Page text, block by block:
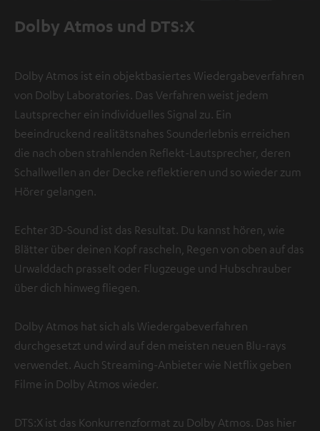
Dolby Atmos und DTS:X
Dolby Atmos ist ein objektbasiertes Wiedergabeverfahren
von Dolby Laboratories. Das Verfahren weist jedem
Lautsprecher ein individuelles Signal zu. Ein
beeindruckend realitätsnahes Sounderlebnis erreichen
die nach oben strahlenden Reflekt-Lautsprecher, deren
Schallwellen an der Decke reflektieren und so wieder zum
Hörer gelangen.
Echter 3D-Sound ist das Resultat. Du kannst hören, wie
Blätter über deinen Kopf rascheln, Regen von oben auf das
Urwalddach prasselt oder Flugzeuge und Hubschrauber
über dich hinweg fliegen.
Dolby Atmos hat sich als Wiedergabeverfahren
durchgesetzt und wird auf den meisten neuen Blu-rays
verwendet. Auch Streaming-Anbieter wie Netflix geben
Filme in Dolby Atmos wieder.
DTS:X ist das Konkurrenzformat zu Dolby Atmos. Das hier